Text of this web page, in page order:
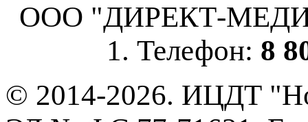
ООО "ДИРЕКТ-
1. Телефон: 8
© 2014-2026. ИЦДТ